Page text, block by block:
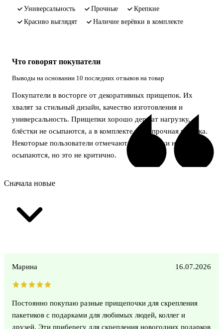
Универсальность
Прочные
Крепкие
Красиво выглядят
Наличие верёвки в комплекте
Что говорят покупатели
Выводы на основании 10 последних отзывов на товар
Покупатели в восторге от декоративных прищепок. Их
хвалят за стильный дизайн, качество изготовления и
универсальность. Прищепки хорошо держат нагрузку,
блёстки не осыпаются, а в комплекте идёт прочная верёвка.
Некоторые пользователи отмечают, что блёстки немного
осыпаются, но это не критично.
Сначала новые
Марина 16.07.2026
Постоянно покупаю разные прищепочки для скрепления
пакетиков с подарками для любимых людей, коллег и
друзей. Эти приберегу для скрепления новогодних подарков